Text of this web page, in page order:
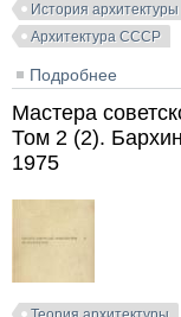
История архитектуры
Архитектура СССР
Подробнее
1961
Мастера
Том 2 (2).
1975